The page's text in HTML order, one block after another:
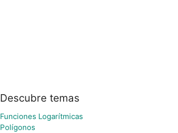
Descubre temas
Funciones Logarítmicas
Polígonos